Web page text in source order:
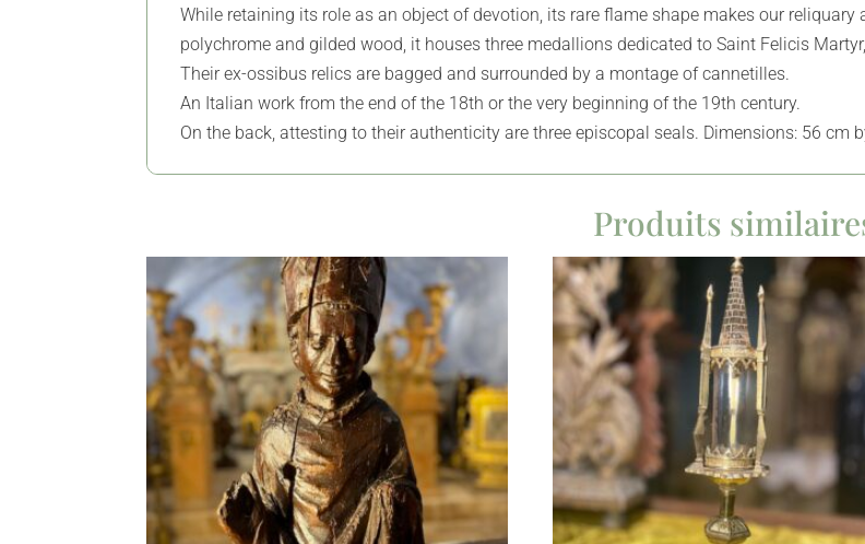
While retaining its role as an object of devotion, its rare flame shape makes our
polychrome and gilded wood, it houses three medallions dedicated to Saint Felicis
Their ex-ossibus relics are bagged and surrounded by a montage of cannetilles.
An Italian work from the end of the 18th or the very beginning of the 19th century.
On the back, attesting to their authenticity are three episcopal seals. Dimensions: 56 cm
Produits